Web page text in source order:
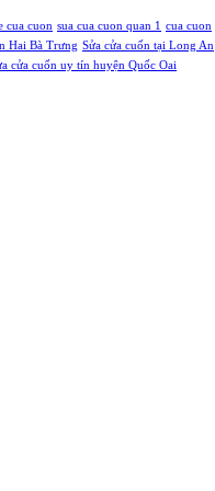
cua cuon sua cua cuon quan 1 cua cuon
Hai Bà Trưng Sửa cửa cuốn tại Long An
cửa cuốn uy tín huyện Quốc Oai